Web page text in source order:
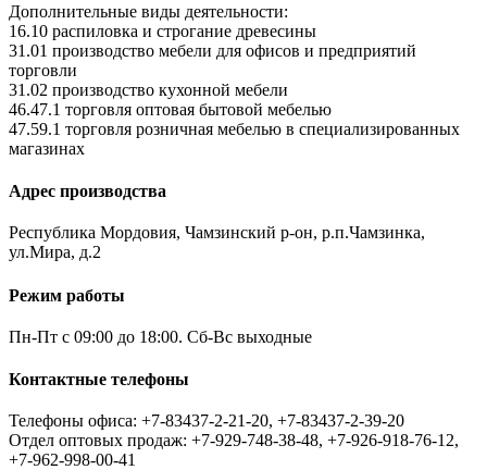
Дополнительные виды деятельности:
16.10 распиловка и строгание древесины
31.01 производство мебели для офисов и предприятий
торговли
31.02 производство кухонной мебели
46.47.1 торговля оптовая бытовой мебелью
47.59.1 торговля розничная мебелью в специализированных
магазинах
Адрес производства
Республика Мордовия, Чамзинский р-он, р.п.Чамзинка,
ул.Мира, д.2
Режим работы
Пн-Пт с 09:00 до 18:00. Сб-Вс выходные
Контактные телефоны
Телефоны офиса: +7-83437-2-21-20, +7-83437-2-39-20
Отдел оптовых продаж: +7-929-748-38-48, +7-926-918-76-12,
+7-962-998-00-41